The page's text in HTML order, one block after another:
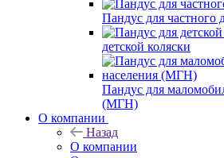
Пандус для частного
детской коляски
Пандус для
(МГН)
О компании
Назад
О компании